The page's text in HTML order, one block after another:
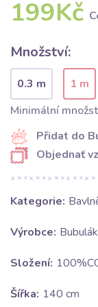
199Kč
Množství:
0.3 m 1 m
Minimální
Přidat do
Objednať
Kategorie:
Výrobce:
Složení:
Šířka: 140 cm